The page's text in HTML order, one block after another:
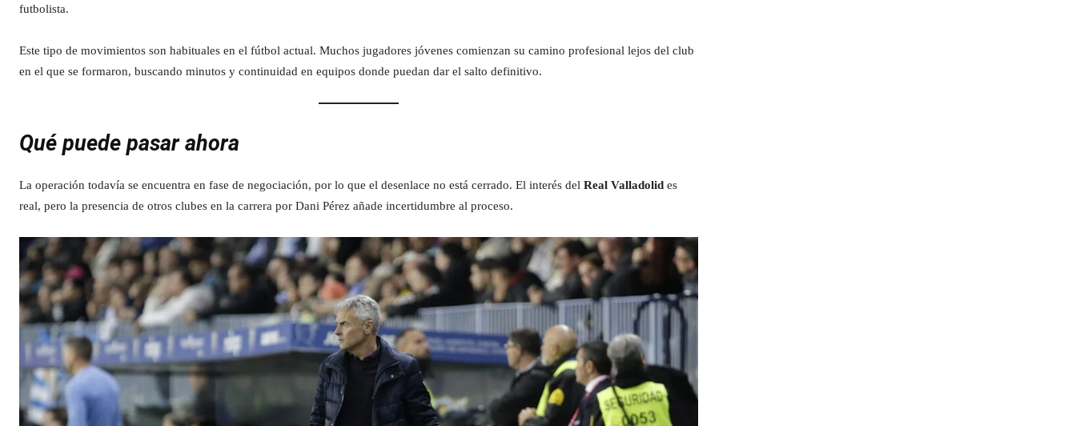
futbolista.
Este tipo de movimientos son habituales en el fútbol actual. Muchos jugadores jóvenes comienzan su camino profesional lejos del club
en el que se formaron, buscando minutos y continuidad en equipos donde puedan dar el salto definitivo.
Qué puede pasar ahora
La operación todavía se encuentra en fase de negociación, por lo que el desenlace no está cerrado. El interés del Real Valladolid es
real, pero la presencia de otros clubes en la carrera por Dani Pérez añade incertidumbre al proceso.